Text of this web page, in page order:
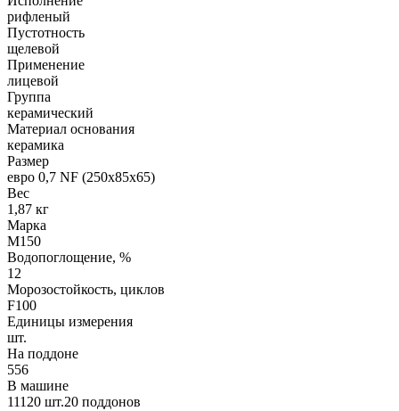
рифленый
Пустотность
щелевой
Применение
лицевой
Группа
керамический
Материал основания
керамика
Размер
евро 0,7 NF (250х85х65)
Вес
1,87 кг
Марка
М150
Водопоглощение, %
12
Морозостойкость, циклов
F100
Единицы измерения
шт.
На поддоне
556
В машине
11120 шт.20 поддонов